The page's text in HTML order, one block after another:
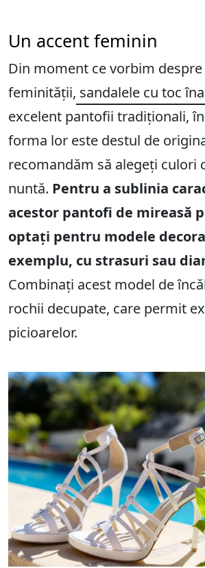
Un accent feminin
Din moment ce vorbim
feminității, sandalele cu toc
excelent pantofii tradiționali,
forma lor este destul de
recomandăm să alegeți culori
nuntă. Pentru a sublinia
acestor pantofi de mireasă
optați pentru modele
exemplu, cu strasuri sau
Combinați acest model de
rochii decupate, care permit
picioarelor.